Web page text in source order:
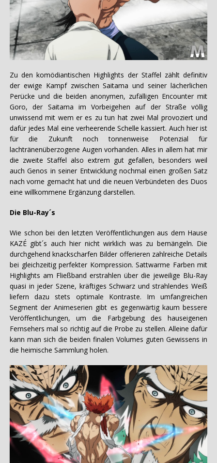
Zu den komödiantischen Highlights der Staffel zählt definitiv
der ewige Kampf zwischen Saitama und seiner lächerlichen
Perücke und die beiden anonymen, zufälligen Encounter mit
Goro, der Saitama im Vorbeigehen auf der Straße völlig
unwissend mit wem er es zu tun hat zwei Mal provoziert und
dafür jedes Mal eine verheerende Schelle kassiert. Auch hier ist
für die Zukunft noch tonnenweise Potenzial für
lachtränenüberzogene Augen vorhanden. Alles in allem hat mir
die zweite Staffel also extrem gut gefallen, besonders weil
auch Genos in seiner Entwicklung nochmal einen großen Satz
nach vorne gemacht hat und die neuen Verbündeten des Duos
eine willkommene Ergänzung darstellen.
Die Blu-Ray´s
Wie schon bei den letzten Veröffentlichungen aus dem Hause
KAZÉ gibt´s auch hier nicht wirklich was zu bemängeln. Die
durchgehend knackscharfen Bilder offerieren zahlreiche Details
bei gleichzeitig perfekter Kompression. Sattwarme Farben mit
Highlights am Fließband erstrahlen über die jeweilige Blu-Ray
quasi in jeder Szene, kräftiges Schwarz und strahlendes Weiß
liefern dazu stets optimale Kontraste. Im umfangreichen
Segment der Animeserien gibt es gegenwärtig kaum bessere
Veröffentlichungen, um die Farbgebung des hauseigenen
Fernsehers mal so richtig auf die Probe zu stellen. Alleine dafür
kann man sich die beiden finalen Volumes guten Gewissens in
die heimische Sammlung holen.